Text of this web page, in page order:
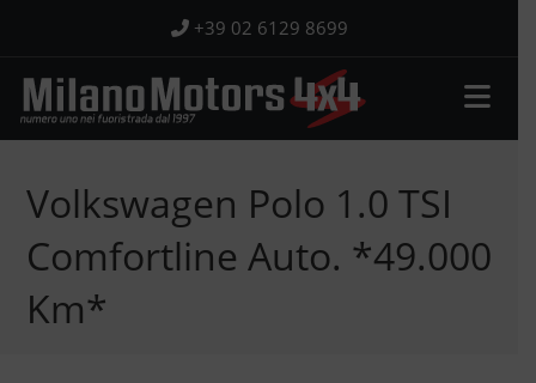
contenuto
+39 02 6129 8699
Volkswagen Polo 1.0 TSI
Comfortline Auto. *49.000
Km*